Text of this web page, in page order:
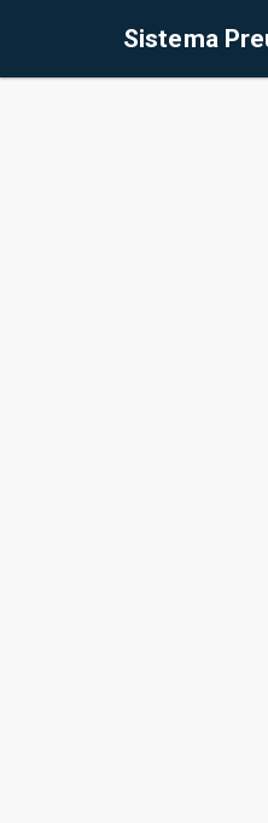
Sistema